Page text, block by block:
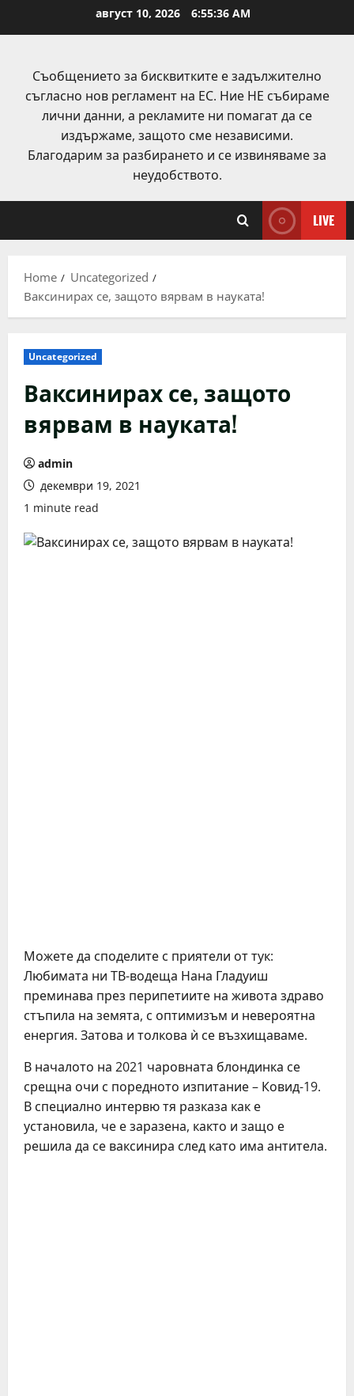
август 10, 2026 6:55:37 AM
Съобщението за бисквитките е задължително
съгласно нов регламент на ЕС. Ние НЕ събираме
лични данни, а рекламите ни помагат да се
издържаме, защото сме независими.
Благодарим за разбирането и се извиняваме за
неудобството.
LIVE
Home
Uncategorized
Ваксинирах се, защото вярвам в науката!
Uncategorized
Ваксинирах се, защото
вярвам в науката!
admin
декември 19, 2021
1 minute read
Можете да споделите с приятели от тук:
Любимата ни ТВ-водеща Нана Гладуиш
преминава през перипетиите на живота здраво
стъпила на земята, с оптимизъм и невероятна
енергия. Затова и толкова ѝ се възхищаваме.
В началото на 2021 чаровната блондинка се
срещна очи с поредното изпитание – Ковид-19.
В специално интервю тя разказа как е
установила, че е заразена, както и защо е
решила да се ваксинира след като има антитела.